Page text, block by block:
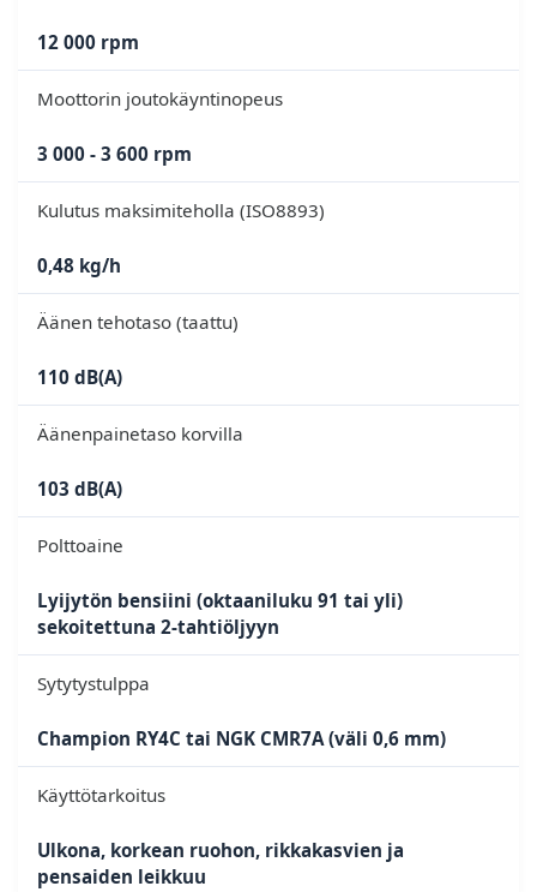
12 000 rpm
Moottorin joutokäyntinopeus
3 000 - 3 600 rpm
Kulutus maksimiteholla (ISO8893)
0,48 kg/h
Äänen tehotaso (taattu)
110 dB(A)
Äänenpainetaso korvilla
103 dB(A)
Polttoaine
Lyijytön bensiini (oktaaniluku 91 tai yli)
sekoitettuna 2-tahtiöljyyn
Sytytystulppa
Champion RY4C tai NGK CMR7A (väli 0,6 mm)
Käyttötarkoitus
Ulkona, korkean ruohon, rikkakasvien ja
pensaiden leikkuu